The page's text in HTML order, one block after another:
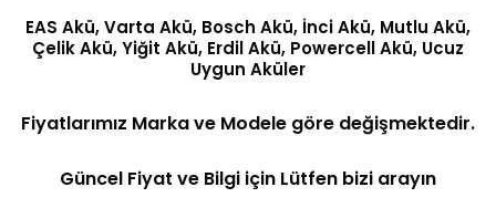
EAS Akü, Varta Akü, Bosch Akü, İnci Akü, Mutlu Akü,
Çelik Akü, Yiğit Akü, Erdil Akü, Powercell Akü, Ucuz
Uygun Aküler
Fiyatlarımız Marka ve Modele göre değişmektedir.
Güncel Fiyat ve Bilgi için Lütfen bizi arayın